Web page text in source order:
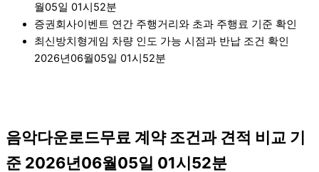
월05일 01시52분
증권회사이벤트 연간 주행거리와 초과 주행료 기준 확인
최신방치형게임 차량 인도 가능 시점과 반납 조건 확인
2026년06월05일 01시52분
음악다운로드무료 계약 조건과 견적 비교 기
준 2026년06월05일 01시52분